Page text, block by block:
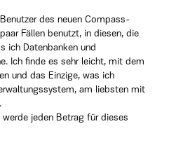
des neuen Compass-
Fällen benutzt, in diesen, die
ich Datenbanken und
Ich finde es sehr leicht, mit dem
und das Einzige, was ich
am liebsten mit
jeden Betrag für dieses